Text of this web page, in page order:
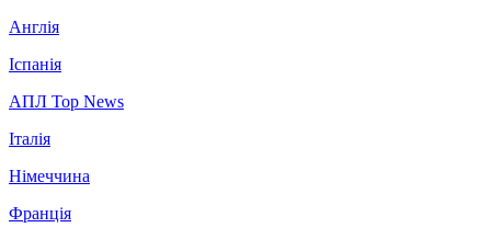
Англія
Іспанія
АПЛ Top News
Італія
Німеччина
Франція